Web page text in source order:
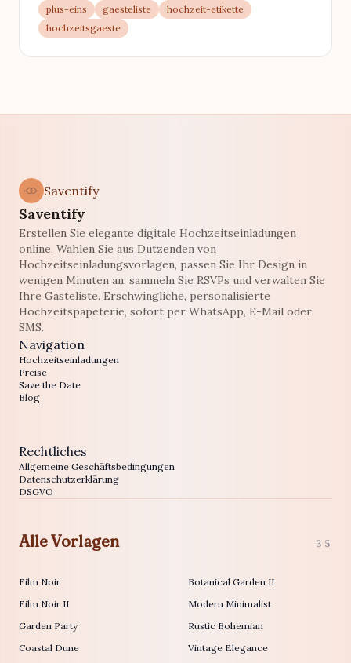
plus-eins gaesteliste
hochzeit-etikette
hochzeitsgaeste
Saventify
Saventify
Erstellen Sie elegante digitale Hochzeitseinladungen
online. Wahlen Sie aus Dutzenden von
Hochzeitseinladungsvorlagen, passen Sie Ihr Design in
wenigen Minuten an, sammeln Sie RSVPs und verwalten Sie
Ihre Gasteliste. Erschwingliche, personalisierte
Hochzeitspapeterie, sofort per WhatsApp, E-Mail oder
SMS.
Navigation
Hochzeitseinladungen
Preise
Save the Date
Blog
Rechtliches
Allgemeine Geschäftsbedingungen
Datenschutzerklärung
DSGVO
Alle Vorlagen 35
Film Noir
Film Noir II
Garden Party
Coastal Dune
Botanical Garden II
Modern Minimalist
Rustic Bohemian
Vintage Elegance